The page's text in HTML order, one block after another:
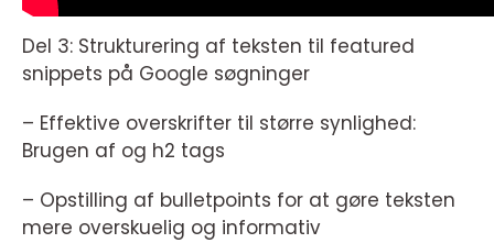
Del 3: Strukturering af teksten til featured
snippets på Google søgninger
– Effektive overskrifter til større synlighed:
Brugen af og h2 tags
– Opstilling af bulletpoints for at gøre teksten
mere overskuelig og informativ